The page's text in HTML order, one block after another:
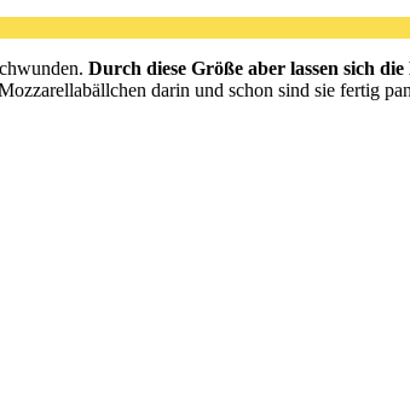
Durch diese Größe aber lassen sich
darin und schon sind sie fertig